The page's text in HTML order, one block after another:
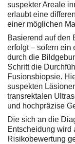
suspekter Areale
erlaubt eine
einer möglichen
Basierend auf den
erfolgt – sofern ein
durch die
Schritt die
Fusionsbiopsie.
suspekten
transrektalen
und hochpräzise
Die sich an die
Entscheidung wird
Risikobewertung